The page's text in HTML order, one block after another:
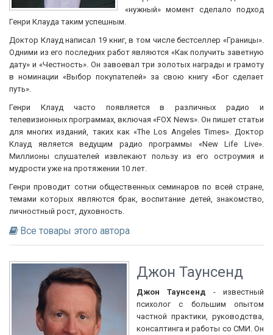
«нужный» момент сделало подход
Генри Клауда таким успешным.
Доктор Клауд написал 19 книг, в том числе бестселлер «Границы».
Одними из его последних работ являются «Как получить заветную
дату» и «Честность». Он завоевал три золотых награды и грамоту
в номинации «Выбор покупателей» за свою книгу «Бог сделает
путь».
Генри Клауд часто появляется в различных радио и
телевизионных программах, включая «FOX News». Он пишет статьи
для многих изданий, таких как «The Los Angeles Times». Доктор
Клауд является ведущим радио программы «New Life Live».
Миллионы слушателей извлекают пользу из его остроумия и
мудрости уже на протяжении 10 лет.
Генри проводит сотни общественных семинаров по всей стране,
темами которых являются брак, воспитание детей, знакомство,
личностный рост, духовность.
Все товары этого автора
Джон Таунсенд
Джон Таунсенд - известный
психолог с большим опытом
частной практики, руководства,
консалтинга и работы со СМИ. Он